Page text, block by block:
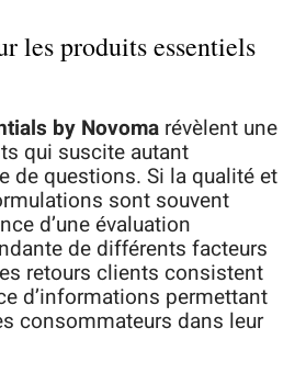
les produits essentiels
by Novoma révèlent une
qui suscite autant
de questions. Si la qualité et
sont souvent
d’une évaluation
de différents facteurs
retours clients consistent
d’informations permettant
consommateurs dans leur